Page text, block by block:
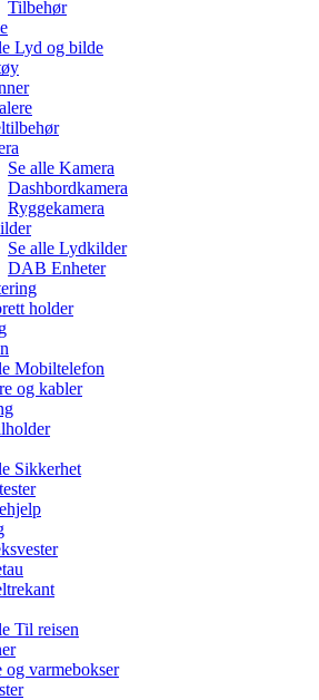
Tilbehør
Lyd og bilde
Se alle Kamera
Dashbordkamera
Ryggekamera
Se alle Lydkilder
DAB Enheter
holder
Mobiltelefon
og kabler
Sikkerhet
Til reisen
varmebokser